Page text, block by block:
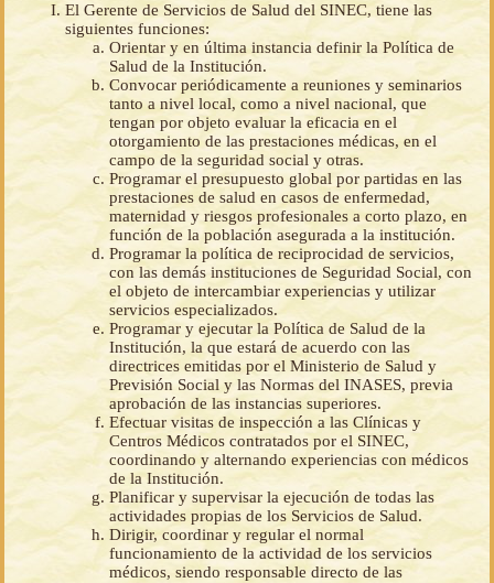
El Gerente de Servicios de Salud del SINEC, tiene las
siguientes funciones:
Orientar y en última instancia definir la Política de
Salud de la Institución.
Convocar periódicamente a reuniones y seminarios
tanto a nivel local, como a nivel nacional, que
tengan por objeto evaluar la eficacia en el
otorgamiento de las prestaciones médicas, en el
campo de la seguridad social y otras.
Programar el presupuesto global por partidas en las
prestaciones de salud en casos de enfermedad,
maternidad y riesgos profesionales a corto plazo, en
función de la población asegurada a la institución.
Programar la política de reciprocidad de servicios,
con las demás instituciones de Seguridad Social, con
el objeto de intercambiar experiencias y utilizar
servicios especializados.
Programar y ejecutar la Política de Salud de la
Institución, la que estará de acuerdo con las
directrices emitidas por el Ministerio de Salud y
Previsión Social y las Normas del INASES, previa
aprobación de las instancias superiores.
Efectuar visitas de inspección a las Clínicas y
Centros Médicos contratados por el SINEC,
coordinando y alternando experiencias con médicos
de la Institución.
Planificar y supervisar la ejecución de todas las
actividades propias de los Servicios de Salud.
Dirigir, coordinar y regular el normal
funcionamiento de la actividad de los servicios
médicos, siendo responsable directo de las